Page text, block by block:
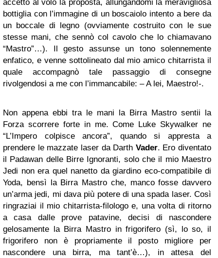
accettò al volo la proposta, allungandomi la meravigliosa
bottiglia con l’immagine di un boscaiolo intento a bere da
un boccale di legno (ovviamente costruito con le sue
stesse mani, che sennò col cavolo che lo chiamavano
“Mastro”…). Il gesto assunse un tono solennemente
enfatico, e venne sottolineato dal mio amico chitarrista il
quale accompagnò tale passaggio di consegne
rivolgendosi a me con l’immancabile: – A lei, Maestro!-.
Non appena ebbi tra le mani la Birra Mastro sentii la
Forza scorrere forte in me. Come Luke Skywalker ne
“L’Impero colpisce ancora”, quando si appresta a
prendere le mazzate laser da Darth Vader. Ero diventato
il Padawan delle Birre Ignoranti, solo che il mio Maestro
Jedi non era quel nanetto da giardino eco-compatibile di
Yoda, bensì la Birra Mastro che, manco fosse davvero
un’arma jedi, mi dava più potere di una spada laser. Così
ringraziai il mio chitarrista-filologo e, una volta di ritorno
a casa dalle prove patavine, decisi di nascondere
gelosamente la Birra Mastro in frigorifero (sì, lo so, il
frigorifero non è propriamente il posto migliore per
nascondere una birra, ma tant’è…), in attesa del